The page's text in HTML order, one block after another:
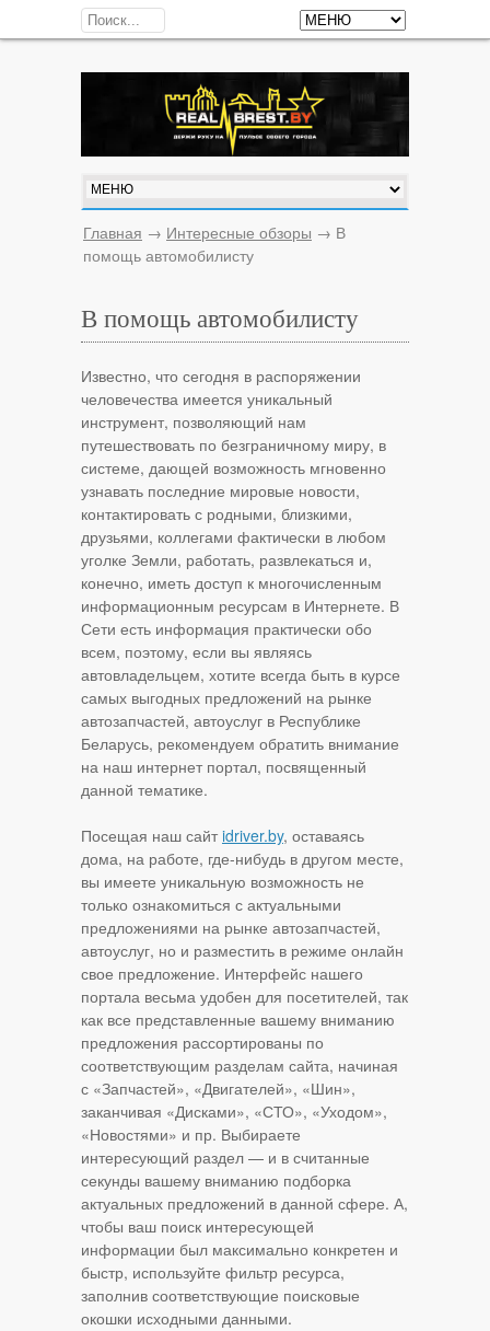
Главная → Интересные обзоры → В
помощь автомобилисту
В помощь автомобилисту
Известно, что сегодня в распоряжении
человечества имеется уникальный
инструмент, позволяющий нам
путешествовать по безграничному миру, в
системе, дающей возможность мгновенно
узнавать последние мировые новости,
контактировать с родными, близкими,
друзьями, коллегами фактически в любом
уголке Земли, работать, развлекаться и,
конечно, иметь доступ к многочисленным
информационным ресурсам в Интернете. В
Сети есть информация практически обо
всем, поэтому, если вы являясь
автовладельцем, хотите всегда быть в курсе
самых выгодных предложений на рынке
автозапчастей, автоуслуг в Республике
Беларусь, рекомендуем обратить внимание
на наш интернет портал, посвященный
данной тематике.
Посещая наш сайт idriver.by, оставаясь
дома, на работе, где-нибудь в другом месте,
вы имеете уникальную возможность не
только ознакомиться с актуальными
предложениями на рынке автозапчастей,
автоуслуг, но и разместить в режиме онлайн
свое предложение. Интерфейс нашего
портала весьма удобен для посетителей, так
как все представленные вашему вниманию
предложения рассортированы по
соответствующим разделам сайта, начиная
с «Запчастей», «Двигателей», «Шин»,
заканчивая «Дисками», «СТО», «Уходом»,
«Новостями» и пр. Выбираете
интересующий раздел — и в считанные
секунды вашему вниманию подборка
актуальных предложений в данной сфере. А,
чтобы ваш поиск интересующей
информации был максимально конкретен и
быстр, используйте фильтр ресурса,
заполнив соответствующие поисковые
окошки исходными данными.